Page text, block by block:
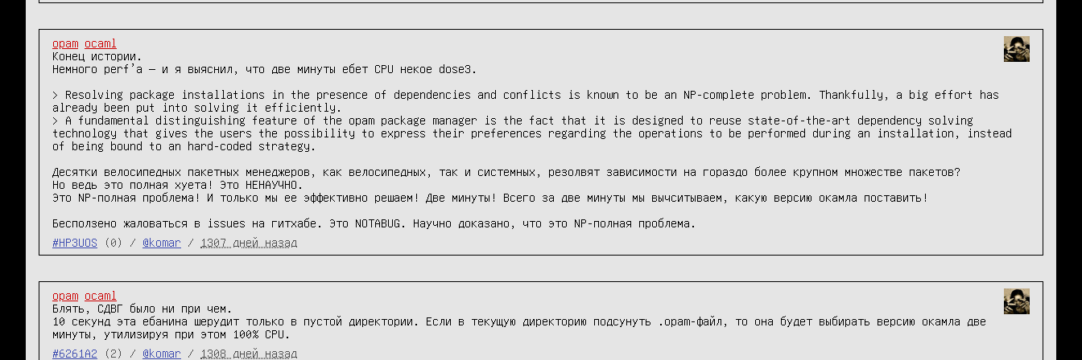
opam ocaml
Конец истории.
Немного perf’а — и я выяснил, что две минуты ебет CPU некое dose3.
> Resolving package installations in the presence of dependencies and conflicts is known to be an NP-complete problem. Thankfully, a big effort has
already been put into solving it efficiently.
> A fundamental distinguishing feature of the opam package manager is the fact that it is designed to reuse state-of-the-art dependency solving
technology that gives the users the possibility to express their preferences regarding the operations to be performed during an installation, instead
of being bound to an hard-coded strategy.
Десятки велосипедных пакетных менеджеров, как велосипедных, так и системных, резолвят зависимости на гораздо более крупном множестве пакетов?
Но ведь это полная хуета! Это НЕНАУЧНО.
Это NP-полная проблема! И только мы ее эффективно решаем! Две минуты! Всего за две минуты мы вычситываем, какую версию окамла поставить!
Бесползено жаловаться в issues на гитхабе. Это NOTABUG. Научно доказано, что это NP-полная проблема.
#HP3UOS
(0) / @komar / 1307 дней назад
opam ocaml
Блять, СДВГ было ни при чем.
10 секунд эта ебанина шерудит только в пустой директории. Если в текущую директорию подсунуть .opam-файл, то она будет выбирать версию окамла две
минуты, утилизируя при этом 100% CPU.
#6261A2
(2) / @komar / 1308 дней назад